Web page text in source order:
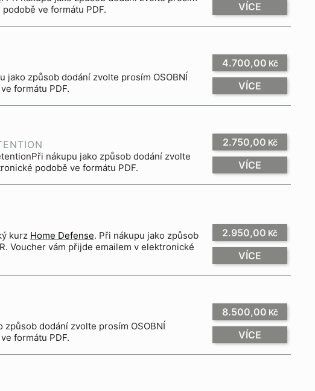
ve formátu PDF.
VÍCE
formátu PDF.
4.700,00 Kč
VÍCE
nákupu jako způsob dodání zvolte
podobě ve formátu PDF.
2.750,00 Kč
VÍCE
kurz Home Defense. Při nákupu jako způsob
Voucher vám přijde emailem v elektronické
2.950,00 Kč
VÍCE
dodání zvolte prosím OSOBNÍ
formátu PDF.
8.500,00 Kč
VÍCE